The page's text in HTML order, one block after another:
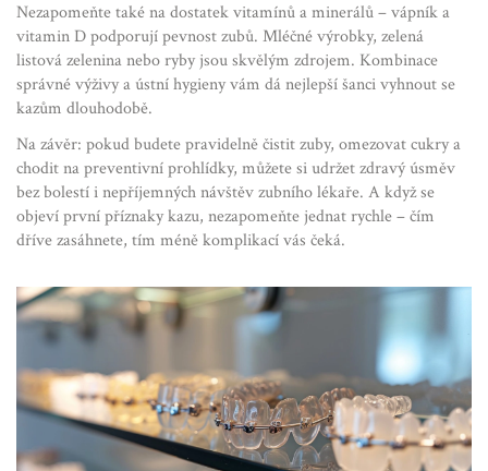
Nezapomeňte také na dostatek vitamínů a minerálů – vápník a
vitamin D podporují pevnost zubů. Mléčné výrobky, zelená
listová zelenina nebo ryby jsou skvělým zdrojem. Kombinace
správné výživy a ústní hygieny vám dá nejlepší šanci vyhnout se
kazům dlouhodobě.
Na závěr: pokud budete pravidelně čistit zuby, omezovat cukry a
chodit na preventivní prohlídky, můžete si udržet zdravý úsměv
bez bolestí i nepříjemných návštěv zubního lékaře. A když se
objeví první příznaky kazu, nezapomeňte jednat rychle – čím
dříve zasáhnete, tím méně komplikací vás čeká.